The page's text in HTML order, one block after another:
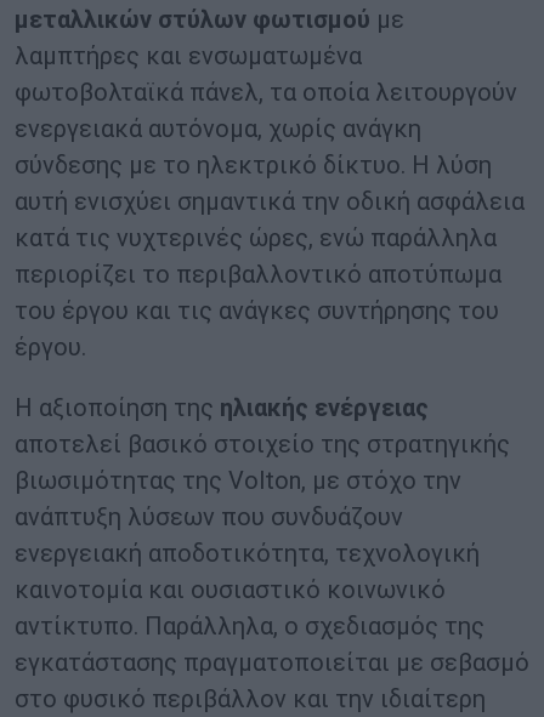
μεταλλικών στύλων φωτισμού με
λαμπτήρες και ενσωματωμένα
φωτοβολταϊκά πάνελ, τα οποία λειτουργούν
ενεργειακά αυτόνομα, χωρίς ανάγκη
σύνδεσης με το ηλεκτρικό δίκτυο. Η λύση
αυτή ενισχύει σημαντικά την οδική ασφάλεια
κατά τις νυχτερινές ώρες, ενώ παράλληλα
περιορίζει το περιβαλλοντικό αποτύπωμα
του έργου και τις ανάγκες συντήρησης του
έργου.
Η αξιοποίηση της ηλιακής ενέργειας
αποτελεί βασικό στοιχείο της στρατηγικής
βιωσιμότητας της Volton, με στόχο την
ανάπτυξη λύσεων που συνδυάζουν
ενεργειακή αποδοτικότητα, τεχνολογική
καινοτομία και ουσιαστικό κοινωνικό
αντίκτυπο. Παράλληλα, ο σχεδιασμός της
εγκατάστασης πραγματοποιείται με σεβασμό
στο φυσικό περιβάλλον και την ιδιαίτερη